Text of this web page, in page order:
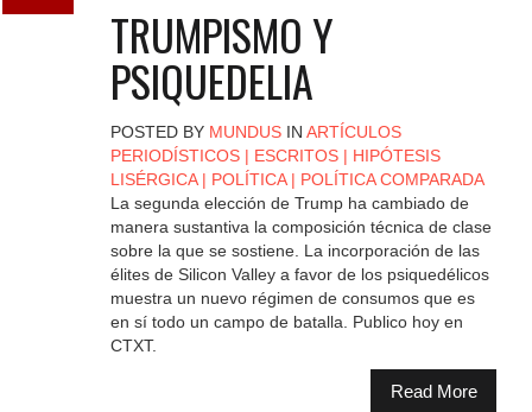
TRUMPISMO Y
PSIQUEDELIA
POSTED BY MUNDUSIN ARTÍCULOS
PERIODÍSTICOS| ESCRITOS| HIPÓTESIS
LISÉRGICA| POLÍTICA| POLÍTICA COMPARADA
La segunda elección de Trump ha cambiado de
manera sustantiva la composición técnica de clase
sobre la que se sostiene. La incorporación de las
élites de Silicon Valley a favor de los psiquedélicos
muestra un nuevo régimen de consumos que es
en sí todo un campo de batalla. Publico hoy en
CTXT.
Read More